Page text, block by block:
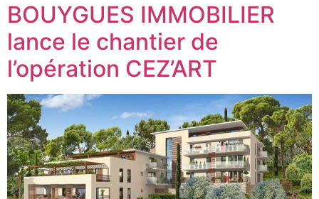
BOUYGUES IMMOBILIER
lance le chantier de
l’opération CEZ’ART